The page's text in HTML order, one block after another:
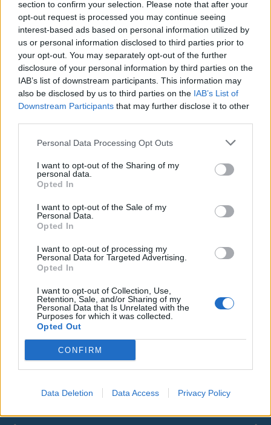
section to confirm your selection. Please note that after your
opt-out request is processed you may continue seeing
interest-based ads based on personal information utilized by
us or personal information disclosed to third parties prior to
your opt-out. You may separately opt-out of the further
disclosure of your personal information by third parties on the
IAB’s list of downstream participants. This information may
also be disclosed by us to third parties on the IAB’s List of
Downstream Participants that may further disclose it to other
Personal Data Processing Opt Outs
I want to opt-out of the Sharing of my
personal data.
Opted In
I want to opt-out of the Sale of my
Personal Data.
Opted In
I want to opt-out of processing my
Personal Data for Targeted Advertising.
Opted In
I want to opt-out of Collection, Use,
Retention, Sale, and/or Sharing of my
Personal Data that Is Unrelated with the
Purposes for which it was collected.
Opted Out
CONFIRM
Data Deletion Data Access Privacy Policy
00:00
Leonardo Maria Del Vecchio dall'ex compagna